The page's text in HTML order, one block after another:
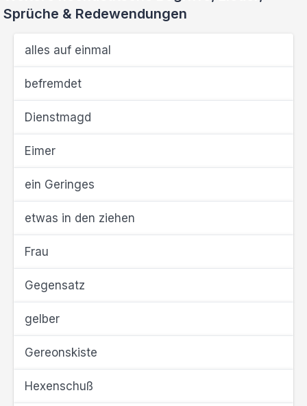
Sprüche & Redewendungen
alles auf einmal
befremdet
Dienstmagd
Eimer
ein Geringes
etwas in den ziehen
Frau
Gegensatz
gelber
Gereonskiste
Hexenschuß